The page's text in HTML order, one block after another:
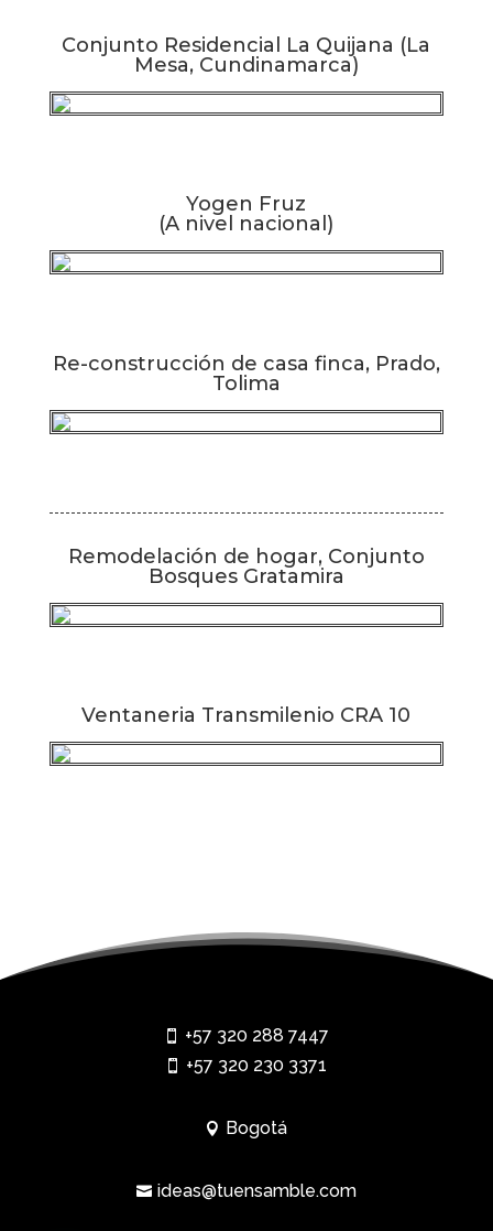
Conjunto Residencial La Quijana (La
Mesa, Cundinamarca)
Yogen Fruz
(A nivel nacional)
Re-construcción de casa finca, Prado,
Tolima
Remodelación de hogar, Conjunto
Bosques Gratamira
Ventaneria Transmilenio CRA 10
 +57 320 288 7447
 +57 320 230 3371
 Bogotá
 ideas@tuensamble.com